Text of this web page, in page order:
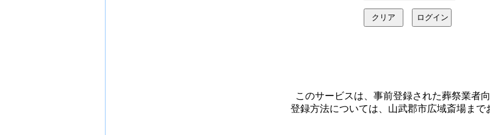
このサービスは、事前登録された葬祭業者
登録方法については、山武郡市広域斎場まで